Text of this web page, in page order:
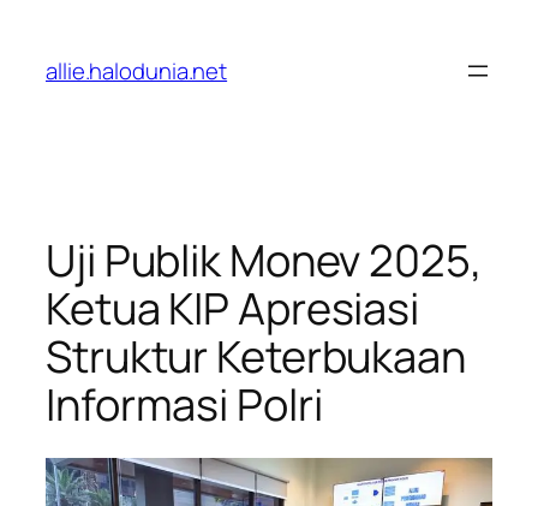
konten
allie.halodunia.net
Uji Publik Monev 2025,
Ketua KIP Apresiasi
Struktur Keterbukaan
Informasi Polri